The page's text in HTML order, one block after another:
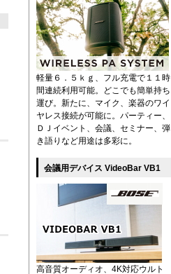
軽量６．５ｋｇ、フル充電で１１時
間連続利用可能。どこでも簡単持ち
運び。新たに、マイク、楽器のワイ
ヤレス接続が可能に。パーティー、
ＤＪイベント、会議、セミナー、弾
き語りなど用途は多彩に。
会議用デバイス VideoBar VB1
高音質オーディオ、4K対応ウルト